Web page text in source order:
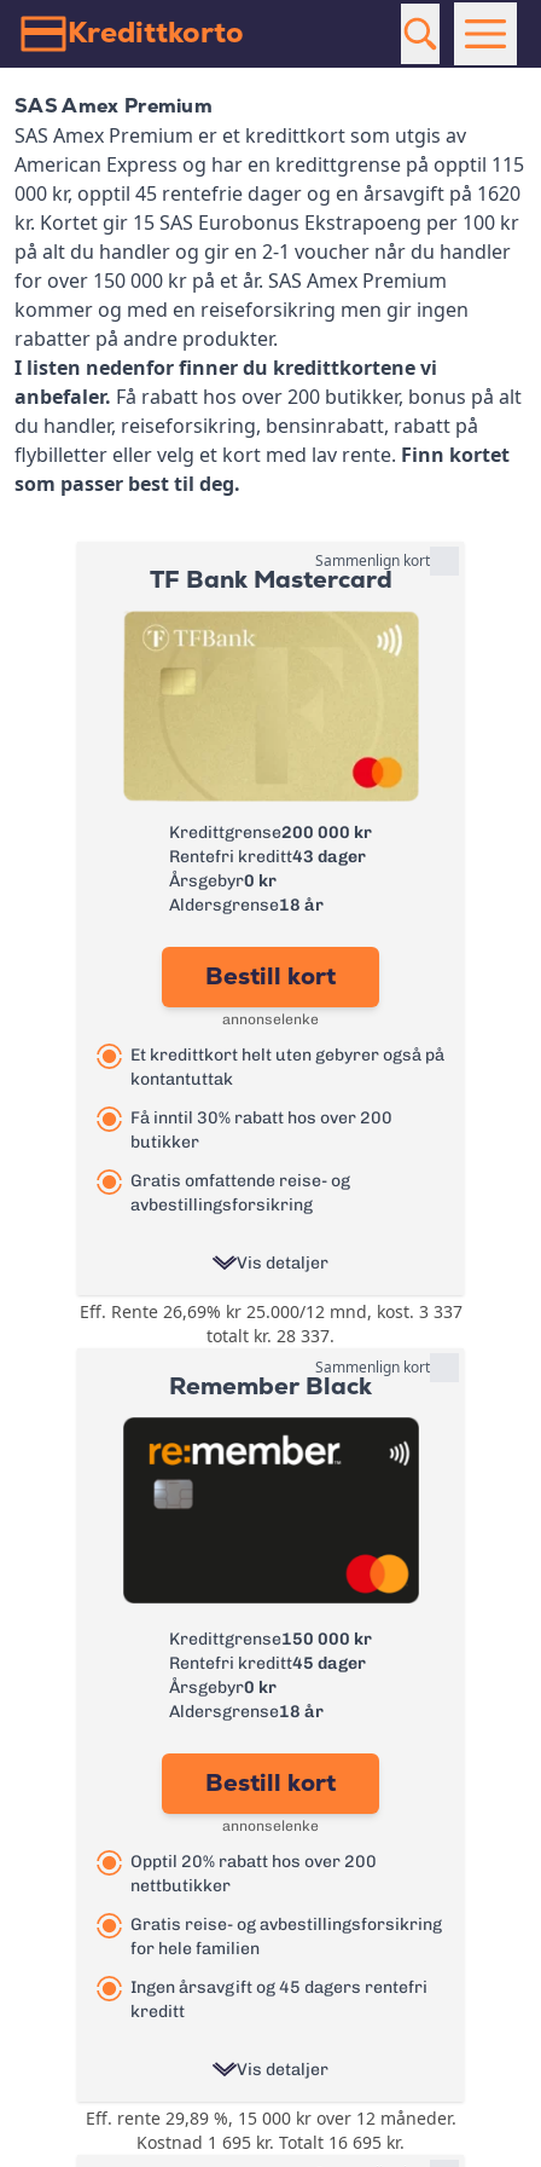
Kredittkorto
SAS Amex Premium
SAS Amex Premium er et kredittkort som utgis av
American Express og har en kredittgrense på opptil 115
000 kr, opptil 45 rentefrie dager og en årsavgift på 1620
kr. Kortet gir 15 SAS Eurobonus Ekstrapoeng per 100 kr
på alt du handler og gir en 2-1 voucher når du handler
for over 150 000 kr på et år. SAS Amex Premium
kommer og med en reiseforsikring men gir ingen
rabatter på andre produkter.
I listen nedenfor finner du kredittkortene vi
anbefaler. Få rabatt hos over 200 butikker, bonus på alt
du handler, reiseforsikring, bensinrabatt, rabatt på
flybilletter eller velg et kort med lav rente. Finn kortet
som passer best til deg.
Sammenlign kort
TF Bank Mastercard
Kredittgrense200 000 kr
Rentefri kreditt43 dager
Årsgebyr0 kr
Aldersgrense18 år
Bestill kort
annonselenke
Et kredittkort helt uten gebyrer også på
kontantuttak
Få inntil 30% rabatt hos over 200
butikker
Gratis omfattende reise- og
avbestillingsforsikring
Vis detaljer
Bonus:
Opptil 30% rabatt
hos over 200
steder, innen
kategorier som:
Nettbutikker,
Kultur, Butikker,
Forsikring:
avbestillingsforsikring
tyveriforsikring
Årsgebyr:
0 kr
22,65%
Kontantuttak i
0 kr - renter løper
Kontantuttak i
bank:
0 kr - renter løper
fra uttaksdato
Gebyr
papirfaktura:
Valutapåslag:
Purregebyr:
35 kr
Les mer om TF Bank Mastercard
kredittkort →
Eff. Rente 26,69% kr 25.000/12 mnd, kost. 3 337
totalt kr. 28 337.
Sammenlign kort
Remember Black
Kredittgrense150 000 kr
Rentefri kreditt45 dager
Årsgebyr0 kr
Aldersgrense18 år
Bestill kort
annonselenke
Opptil 20% rabatt hos over 200
nettbutikker
Gratis reise- og avbestillingsforsikring
for hele familien
Ingen årsavgift og 45 dagers rentefri
kreditt
Vis detaljer
Bonus:
Opptil 20% rabatt
hos over 200
Eff. rente 29,89 %, 15 000 kr over 12 måneder.
Kostnad 1 695 kr. Totalt 16 695 kr.